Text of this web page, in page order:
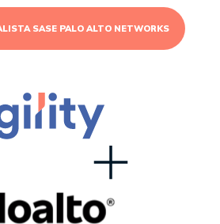
SASE PALO ALTO NETWORKS